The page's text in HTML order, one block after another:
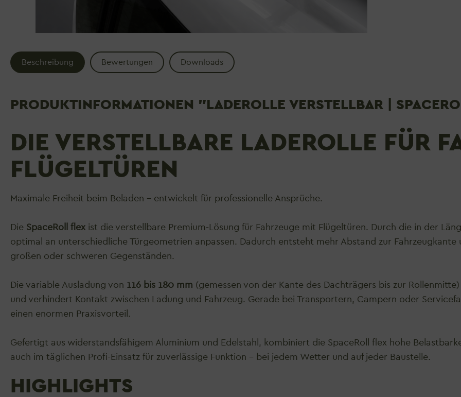
Beschreibung Bewertungen Downloads
PRODUKTINFORMATIONEN "LADEROLLE VERSTELLBAR |
DIE VERSTELLBARE LADEROLLE FÜR
FLÜGELTÜREN
Maximale Freiheit beim Beladen – entwickelt für professionelle Ansprüche.
Die SpaceRoll flex ist die verstellbare Premium-Lösung für Fahrzeuge mit Flügeltüren. Durch die in der
optimal an unterschiedliche Türgeometrien anpassen. Dadurch entsteht mehr Abstand zur
großen oder schweren Gegenständen.
Die variable Ausladung von 116 bis 180 mm (gemessen von der Kante des Dachträgers bis zur
und verhindert Kontakt zwischen Ladung und Fahrzeug. Gerade bei Transportern, Campern oder
einen enormen Praxisvorteil.
Gefertigt aus widerstandsfähigem Aluminium und Edelstahl, kombiniert die SpaceRoll flex hohe
auch im täglichen Profi-Einsatz für zuverlässige Funktion – bei jedem Wetter und auf jeder Baustelle.
HIGHLIGHTS